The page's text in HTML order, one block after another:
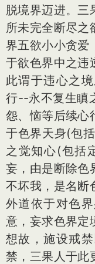
脱境界迈进。三
所未完全断尽之
界五欲小小贪爱
于欲色界中之违
此谓于违心之
行--永不复生瞋
怨、恼等后续心
于色界天身(包
之觉知心(包括
妄，由是断除色
不坏我，是名断
外道依于对色
意，妄求色界定
想故，施设戒
禁，三果人于此